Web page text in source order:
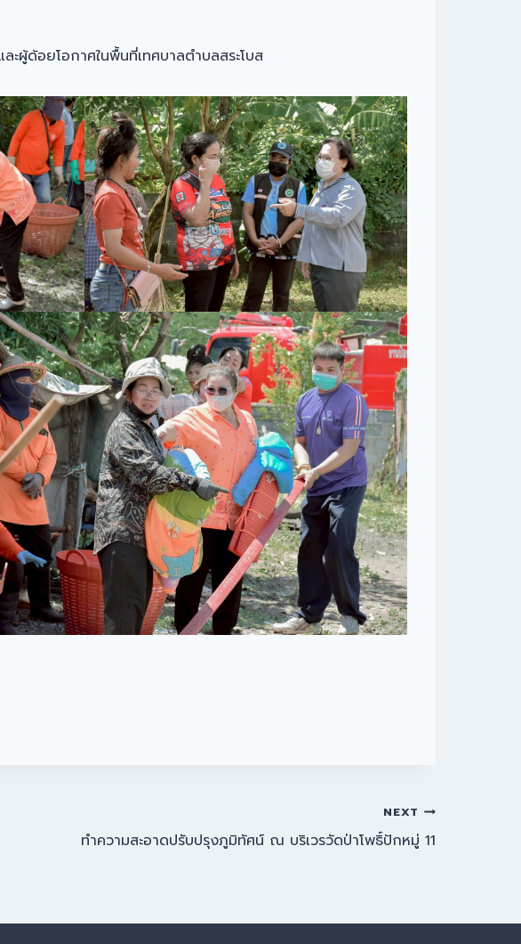
ผู้ด้อยโอกาศในพื้นที่เทศบาลตำบลสระโบส
NEXT
ทำความสะอาดปรับปรุงภูมิทัศน์ ณ บริเวรวัดป่าโพธิ์ปักหมู่ 11